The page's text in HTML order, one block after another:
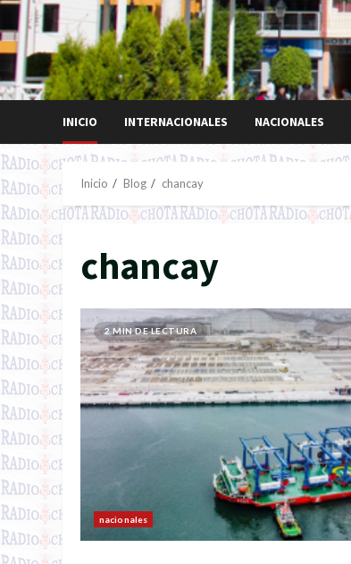
INICIO INTERNACIONALES NACIONALES
Inicio Blog chancay
chancay
2 MIN DE LECTURA
nacionales